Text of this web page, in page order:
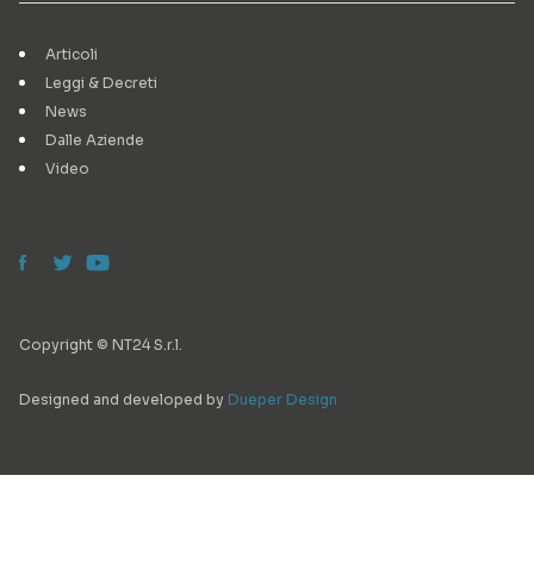
Articoli
Leggi & Decreti
News
Dalle Aziende
Video
Copyright © NT24 S.r.l.
Designed and developed by Dueper Design